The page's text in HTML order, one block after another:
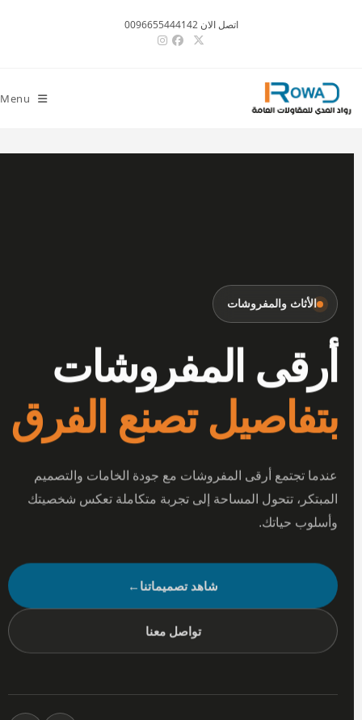
اتصل الان 0096655444142
Menu
الأثاث والمفروشات
أرقى المفروشات
بتفاصيل تصنع الفرق
عندما تجتمع أرقى المفروشات مع جودة الخامات والتصميم
المبتكر، تتحول المساحة إلى تجربة متكاملة تعكس شخصيتك
وأسلوب حياتك.
شاهد تصميماتنا←
تواصل معنا